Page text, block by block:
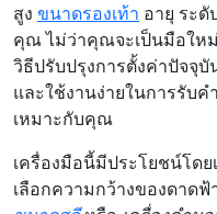
สูง ขนาดรองเท้า อายุ ระ
คุณ ไม่ว่าคุณจะเป็นมือให
วิธีปรับปรุงการตั้งค่าปัจจุ
และใช้งานง่ายในการรับ
เหมาะกับคุณ
เครื่องมือนี้มีประโยชน์โด
เลือกความกว้างของดาด